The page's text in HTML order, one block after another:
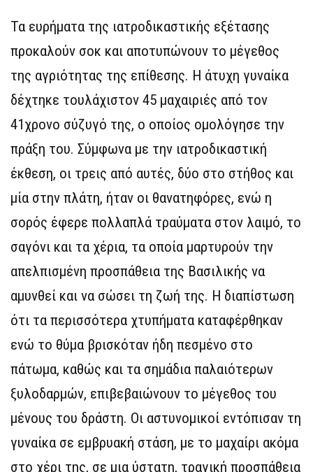
Τα ευρήματα της ιατροδικαστικής εξέτασης
προκαλούν σοκ και αποτυπώνουν το μέγεθος
της αγριότητας της επίθεσης. Η άτυχη γυναίκα
δέχτηκε τουλάχιστον 45 μαχαιριές από τον
41χρονο σύζυγό της, ο οποίος ομολόγησε την
πράξη του. Σύμφωνα με την ιατροδικαστική
έκθεση, οι τρεις από αυτές, δύο στο στήθος και
μία στην πλάτη, ήταν οι θανατηφόρες, ενώ η
σορός έφερε πολλαπλά τραύματα στον λαιμό, το
σαγόνι και τα χέρια, τα οποία μαρτυρούν την
απελπισμένη προσπάθεια της Βασιλικής να
αμυνθεί και να σώσει τη ζωή της. Η διαπίστωση
ότι τα περισσότερα χτυπήματα καταφέρθηκαν
ενώ το θύμα βρισκόταν ήδη πεσμένο στο
πάτωμα, καθώς και τα σημάδια παλαιότερων
ξυλοδαρμών, επιβεβαιώνουν το μέγεθος του
μένους του δράστη. Οι αστυνομικοί εντόπισαν τη
γυναίκα σε εμβρυακή στάση, με το μαχαίρι ακόμα
στο χέρι της, σε μια ύστατη, τραγική προσπάθεια